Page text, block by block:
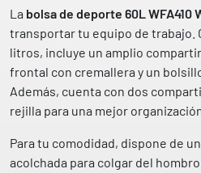
La bolsa de deporte 60L WFA410
transportar tu equipo de trabajo.
litros, incluye un amplio
frontal con cremallera y un
Además, cuenta con dos
rejilla para una mejor
Para tu comodidad, dispone de
acolchada para colgar del